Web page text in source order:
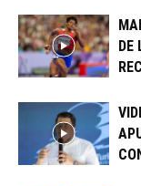
DE